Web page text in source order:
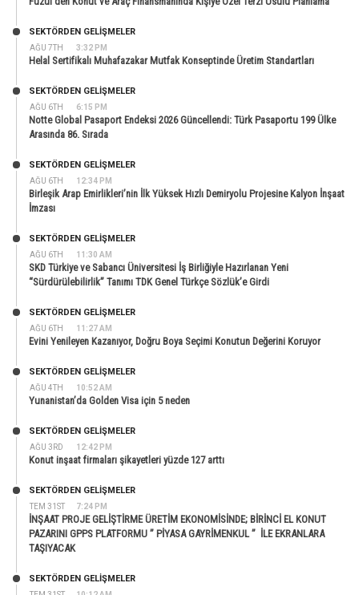
AĞU 7TH 3:32 PM
SEKTÖRDEN GELIŞMELER
Helal Sertifikalı Muhafazakar Mutfak Konseptinde Üretim Standartları
AĞU 6TH 6:15 PM
SEKTÖRDEN GELIŞMELER
Notte Global Pasaport Endeksi 2026 Güncellendi: Türk Pasaportu 199 Ülke
Arasında 86. Sırada
AĞU 6TH 12:34 PM
SEKTÖRDEN GELIŞMELER
Birleşik Arap Emirlikleri’nin İlk Yüksek Hızlı Demiryolu Projesine Kalyon İnşaat
İmzası
AĞU 6TH 11:30 AM
SEKTÖRDEN GELIŞMELER
SKD Türkiye ve Sabancı Üniversitesi İş Birliğiyle Hazırlanan Yeni
“Sürdürülebilirlik” Tanımı TDK Genel Türkçe Sözlük’e Girdi
AĞU 6TH 11:27 AM
SEKTÖRDEN GELIŞMELER
Evini Yenileyen Kazanıyor, Doğru Boya Seçimi Konutun Değerini Koruyor
AĞU 4TH 10:52 AM
SEKTÖRDEN GELIŞMELER
Yunanistan’da Golden Visa için 5 neden
AĞU 3RD 12:42 PM
SEKTÖRDEN GELIŞMELER
Konut inşaat firmaları şikayetleri yüzde 127 arttı
TEM 31ST 7:24 PM
SEKTÖRDEN GELIŞMELER
İNŞAAT PROJE GELİŞTİRME ÜRETİM EKONOMİSİNDE; BİRİNCİ EL KONUT
PAZARINI GPPS PLATFORMU ” PİYASA GAYRİMENKUL ” İLE EKRANLARA
TAŞIYACAK
SEKTÖRDEN GELIŞMELER